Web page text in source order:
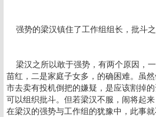
强势的梁汉镇住了工作组组长，批斗之
梁汉之所以敢于强势，有两个原因，
苗红，二是家庭子女多，的确困难。虽
市去卖有投机倒把的嫌疑，是应该割掉
可以组织批斗。但若梁汉不服，闹将起来
在梁汉的强势与工作组的犹豫中，此事就